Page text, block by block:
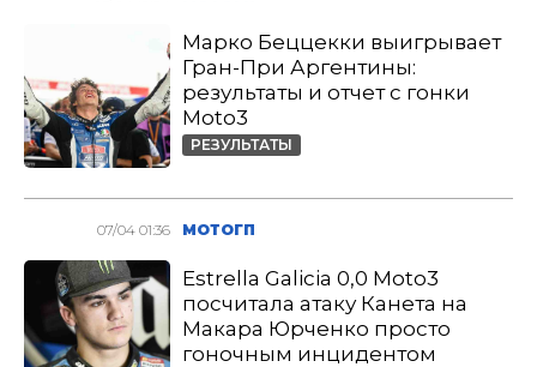
Марко Беццекки выигрывает
Гран-При Аргентины:
результаты и отчет с гонки
Moto3
РЕЗУЛЬТАТЫ
07/04 01:36 МОТОГП
Estrella Galicia 0,0 Moto3
посчитала атаку Канета на
Макара Юрченко просто
гоночным инцидентом